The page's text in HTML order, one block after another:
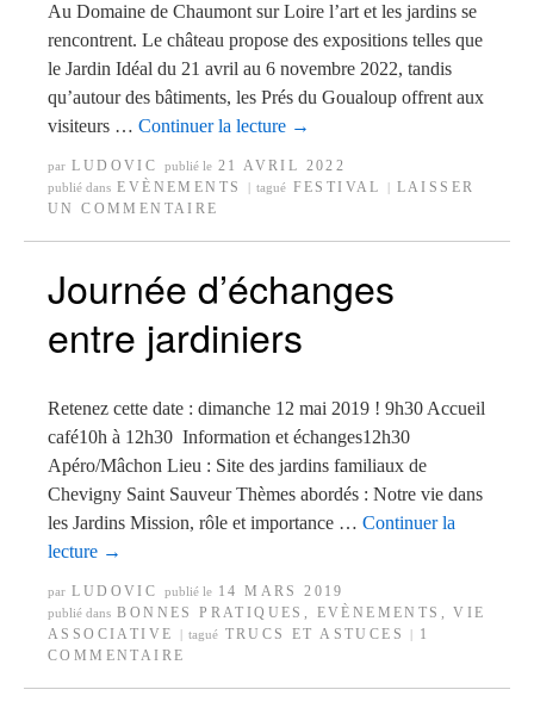
Au Domaine de Chaumont sur Loire l’art et les jardins se
rencontrent. Le château propose des expositions telles que
le Jardin Idéal du 21 avril au 6 novembre 2022, tandis
qu’autour des bâtiments, les Prés du Goualoup offrent aux
visiteurs … Continuer la lecture →
par LUDOVIC publié le 21 AVRIL 2022
publié dans EVÈNEMENTS tagué FESTIVAL
LAISSER
UN COMMENTAIRE
Journée d’échanges
entre jardiniers
Retenez cette date : dimanche 12 mai 2019 ! 9h30 Accueil
café10h à 12h30 Information et échanges12h30
Apéro/Mâchon Lieu : Site des jardins familiaux de
Chevigny Saint Sauveur Thèmes abordés : Notre vie dans
les Jardins Mission, rôle et importance … Continuer la
lecture →
par LUDOVIC publié le 14 MARS 2019
publié dans BONNES PRATIQUES , EVÈNEMENTS ,VIE
ASSOCIATIVE
tagué TRUCS ET ASTUCES
1
COMMENTAIRE